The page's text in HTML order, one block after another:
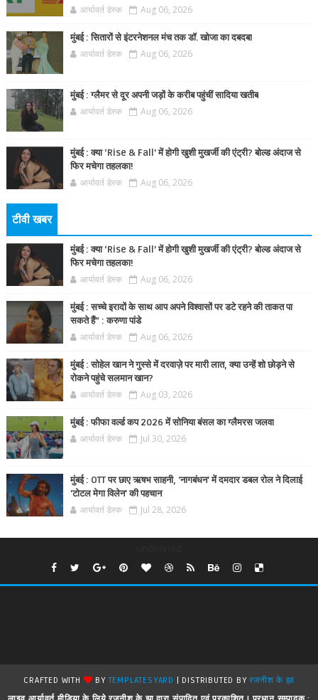
आर्यावर्त डेस्क Aug 06, 2026
मुंबई : सितारों से इंटरनेशनल मंच तक डॉ. खोजा का दबदबा
आर्यावर्त डेस्क Aug 06, 2026
मुंबई : ग्लैमर से दूर अपनी जड़ों के करीब पहुंचीं सादिया खतीब
आर्यावर्त डेस्क Aug 06, 2026
मुंबई : क्या ‘Rise & Fall’ में होगी खुशी मुखर्जी की एंट्री? बोल्ड अंदाज से
फिर मचेगा तहलका!
आर्यावर्त डेस्क Aug 06, 2026
टीवी खबर
मुंबई : क्या ‘Rise & Fall’ में होगी खुशी मुखर्जी की एंट्री? बोल्ड अंदाज से
फिर मचेगा तहलका!
आर्यावर्त डेस्क Aug 06, 2026
मुंबई : सच्चे इरादों के साथ आप अपने विश्वासों पर डटे रहने की ताकत पा
सकते हैं” : करुणा पांडे
आर्यावर्त डेस्क Aug 06, 2026
मुंबई : सोहेल खान ने गुस्से में दरवाज़े पर मारी लात, क्या उन्हें शो छोड़ने से
रोकने पहुंचे सलमान खान?
आर्यावर्त डेस्क Aug 03, 2026
मुंबई : फीफा वर्ल्ड कप 2026 में सोनिया बंसल का ग्लैमरस जलवा
आर्यावर्त डेस्क Jul 30, 2026
मुंबई : OTT पर छाए ऋषभ साहनी, 'नागबंधन' में दमदार डबल रोल ने दिलाई
'टोटल मेगा विलेन' की पहचान
आर्यावर्त डेस्क Jul 28, 2026
CRAFTED WITH BYTEMPLATESYARD | DISTRIBUTED BYरजनीश के झा